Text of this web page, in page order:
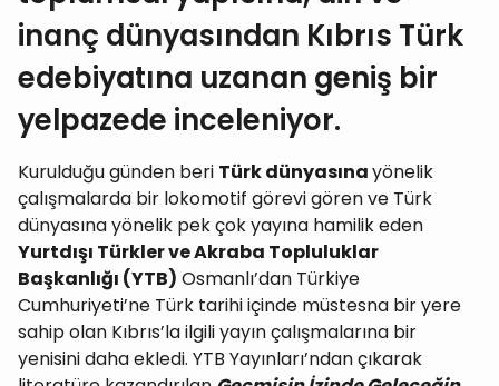
inanç dünyasından Kıbrıs Türk
edebiyatına uzanan geniş bir
yelpazede inceleniyor.
Kurulduğu günden beri Türk dünyasınayönelik
çalışmalarda bir lokomotif görevi gören ve Türk
dünyasına yönelik pek çok yayına hamilik eden
Yurtdışı Türkler ve Akraba Topluluklar
Başkanlığı (YTB) Osmanlı’dan Türkiye
Cumhuriyeti’ne Türk tarihi içinde müstesna bir yere
sahip olan Kıbrıs’la ilgili yayın çalışmalarına bir
yenisini daha ekledi. YTB Yayınları’ndan çıkarak